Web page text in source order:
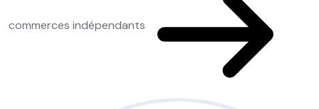
commerces indépendants